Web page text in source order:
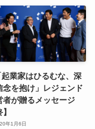
起業家はひるむな、深
念を抱け」レジェンド
者が贈るメッセージ
】
年1月6日